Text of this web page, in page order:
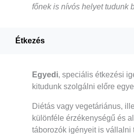
főnek is nívós helyet tudunk
Étkezés
Egyedi, speciális étkezési
kitudunk szolgálni előre
Diétás vagy vegetáriánus,
különféle érzékenységű és
táborozók igényeit is vállalni